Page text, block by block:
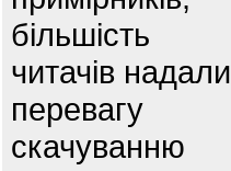
більшість
читачів надали
перевагу
скачуванню